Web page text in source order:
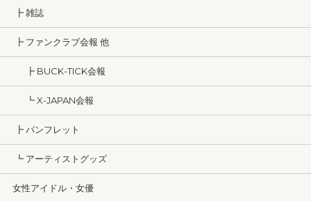
┣ 雑誌
┣ ファンクラブ会報 他
┣ BUCK-TICK会報
┗ X-JAPAN会報
┣ パンフレット
┗ アーティストグッズ
女性アイドル・女優